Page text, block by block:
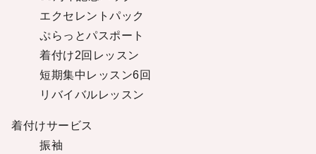
エクセレントパック
ぷらっとパスポート
着付け2回レッスン
短期集中レッスン6回
リバイバルレッスン
着付けサービス
振袖